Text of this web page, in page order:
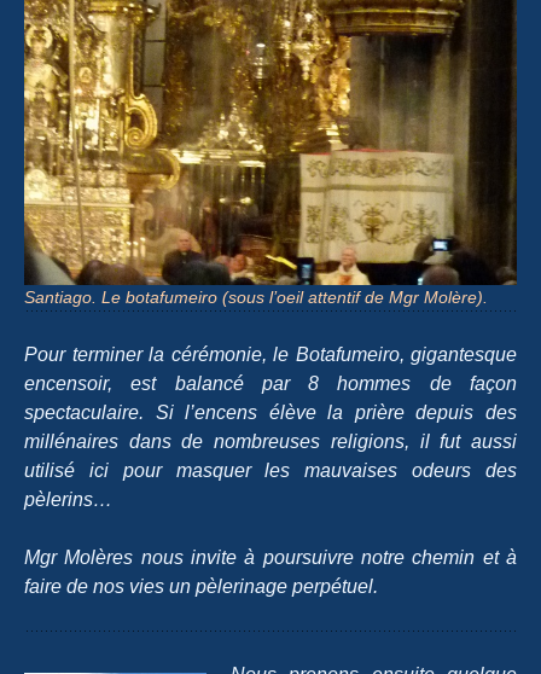
Santiago. Le botafumeiro (sous l’oeil attentif de Mgr Molère).
Pour terminer la cérémonie, le Botafumeiro, gigantesque
encensoir, est balancé par 8 hommes de façon
spectaculaire. Si l’encens élève la prière depuis des
millénaires dans de nombreuses religions, il fut aussi
utilisé ici pour masquer les mauvaises odeurs des
pèlerins…
Mgr Molères nous invite à poursuivre notre chemin et à
faire de nos vies un pèlerinage perpétuel.